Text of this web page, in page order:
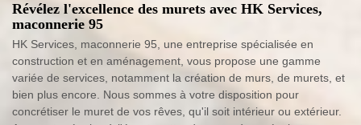
Révélez l'excellence des murets avec HK Services,
maconnerie 95
HK Services, maconnerie 95, une entreprise spécialisée en
construction et en aménagement, vous propose une gamme
variée de services, notamment la création de murs, de murets, et
bien plus encore. Nous sommes à votre disposition pour
concrétiser le muret de vos rêves, qu'il soit intérieur ou extérieur.